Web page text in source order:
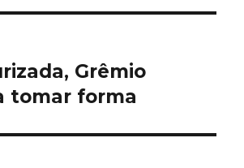
Grêmio
tomar forma